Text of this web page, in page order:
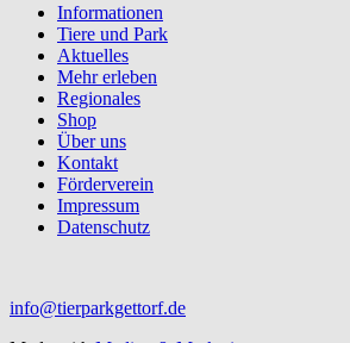
Informationen
Tiere und Park
Aktuelles
Mehr erleben
Regionales
Shop
Über uns
Kontakt
Förderverein
Impressum
Datenschutz
info@tierparkgettorf.de